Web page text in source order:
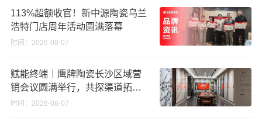
破18亿元
113%超额收官！新中源陶瓷乌兰
浩特门店周年活动圆满落幕
时间：2026-08-07
赋能终端︱鹰牌陶瓷长沙区域营
销会议圆满举行，共探渠道拓展
与门店升级新路径
时间：2026-08-07